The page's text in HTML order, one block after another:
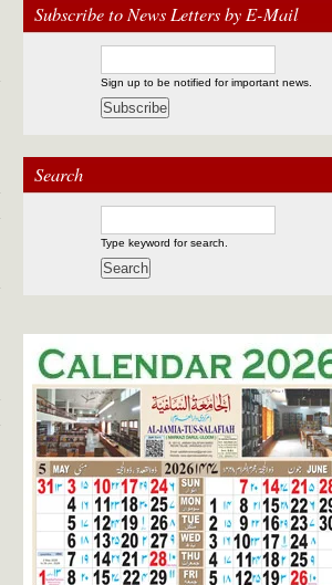
Subscribe to News Letters by E-Mail
Sign up to be notified for important news.
Search
Type keyword for search.